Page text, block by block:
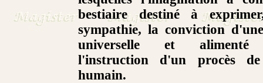
bestiaire destiné à
sympathie, la conviction
universelle et alimenté
l'instruction d'un procès
humain.